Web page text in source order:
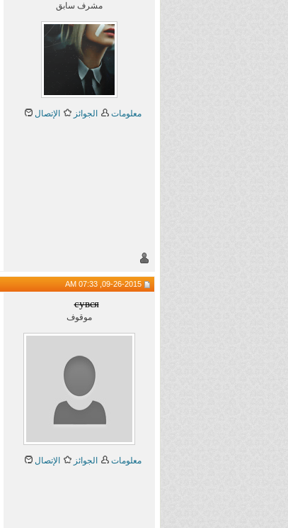
مشرف سابق
معلومات الجوائز الإتصال
cувєя
موقوف
معلومات الجوائز الإتصال